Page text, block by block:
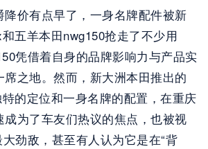
价有点早了，一身名牌配件被新
五羊本田nwg150抢走了不少用
凭借着自身的品牌影响力与产品实
之地。然而，新大洲本田推出的
的定位和一身名牌的配置，在重庆
为了车友们热议的焦点，也被视
劲敌，甚至有人认为它是在“背